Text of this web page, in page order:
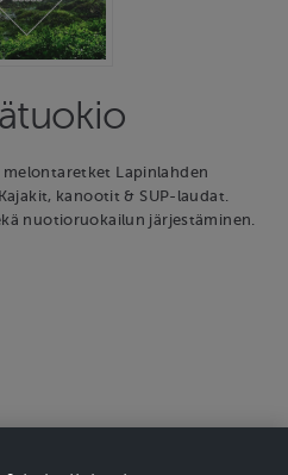
Lapinlahden
kanootit & SUP-laudat.
nuotioruokailun järjestäminen.